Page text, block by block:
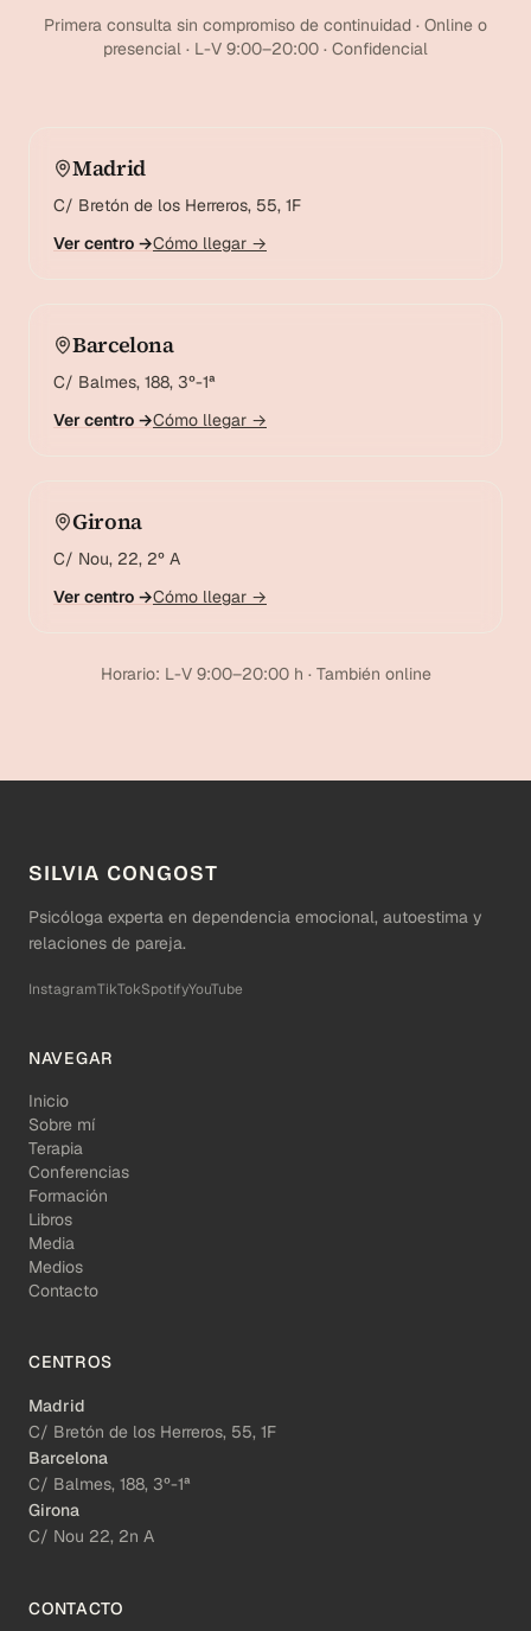
Primera consulta sin compromiso de continuidad · Online o
presencial · L-V 9:00–20:00 · Confidencial
Madrid
C/ Bretón de los Herreros, 55, 1F
Ver centro →Cómo llegar →
Barcelona
C/ Balmes, 188, 3º-1ª
Ver centro →Cómo llegar →
Girona
C/ Nou, 22, 2º A
Ver centro →Cómo llegar →
Horario: L-V 9:00–20:00 h · También online
SILVIA CONGOST
Psicóloga experta en dependencia emocional, autoestima y
relaciones de pareja.
InstagramTikTokSpotifyYouTube
NAVEGAR
Inicio
Sobre mí
Terapia
Conferencias
Formación
Libros
Media
Medios
Contacto
CENTROS
Madrid
C/ Bretón de los Herreros, 55, 1F
Barcelona
C/ Balmes, 188, 3º-1ª
Girona
C/ Nou 22, 2n A
CONTACTO